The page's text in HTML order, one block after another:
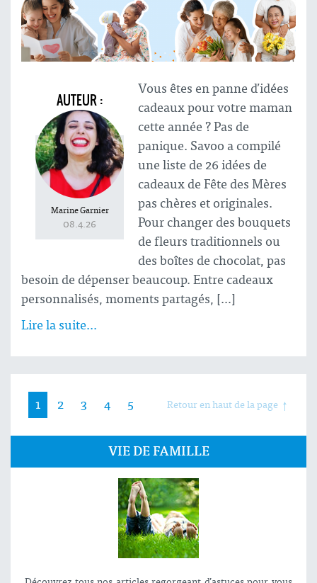
AUTEUR :
Marine Garnier
08.4.26
Vous êtes en panne d’idées
cadeaux pour votre maman
cette année ? Pas de
panique. Savoo a compilé
une liste de 26 idées de
cadeaux de Fête des Mères
pas chères et originales.
Pour changer des bouquets
de fleurs traditionnels ou
des boîtes de chocolat, pas
besoin de dépenser beaucoup. Entre cadeaux
personnalisés, moments partagés, […]
Lire la suite...
1 2 3 4 5 Retour en haut de la page
VIE DE FAMILLE